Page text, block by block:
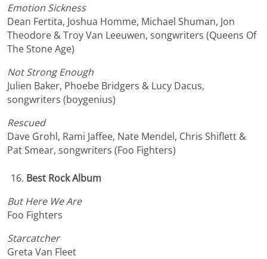
Emotion Sickness
Dean Fertita, Joshua Homme, Michael Shuman, Jon
Theodore & Troy Van Leeuwen, songwriters (Queens Of
The Stone Age)
Not Strong Enough
Julien Baker, Phoebe Bridgers & Lucy Dacus,
songwriters (boygenius)
Rescued
Dave Grohl, Rami Jaffee, Nate Mendel, Chris Shiflett &
Pat Smear, songwriters (Foo Fighters)
Best Rock Album
But Here We Are
Foo Fighters
Starcatcher
Greta Van Fleet